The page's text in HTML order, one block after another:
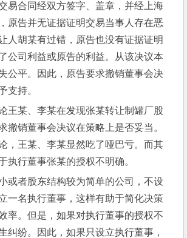
易合同经双方签字、盖章，并经上海
原告并无证据证明交易当事人存在恶
人胡某有过错，原告也没有证据证明
公司利益或原告的利益。从该决议本
公平。因此，原告要求撤销董事会决
支持。
王某、李某在发现张某转让制罐厂股
撤销董事会决议在策略上是否妥当。
，王某、李某显然吃了哑巴亏。而其
执行董事张某的授权不明确。
或者股东结构较为简单的公司，不设
一名执行董事，这样有助于简化决策
率。但是，如果对执行董事的授权不
纠纷。因此，如果只设立执行董事，